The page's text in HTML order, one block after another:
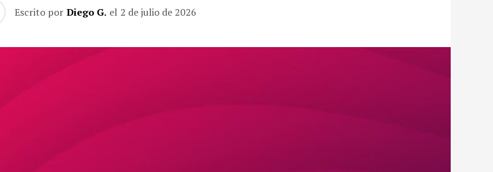
Escrito por Diego G. el 2 de julio de 2026